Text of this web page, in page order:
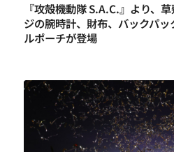
『攻殻機動隊 S.A.C.』より、
ジの腕時計、財布、バックパ
ルポーチが登場